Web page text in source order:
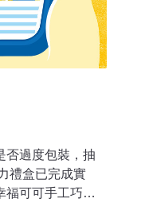
否過度包裝，抽
禮盒已完成實
福可可手工巧克